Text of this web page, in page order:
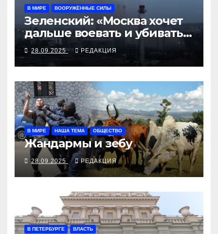
В МИРЕ ВООРУЖЁННЫЕ СИЛЫ
Зеленский: «Москва хочет
дальше воевать и убивать.
Время для твёрдой
реакции»
28.09.2025 РЕДАКЦИЯ
В МИРЕ НАША ТЕМА ОБЩЕСТВО
Жандармы и зебу
28.09.2025 РЕДАКЦИЯ
В ПЕТЕРБУРГЕ ВЛАСТЬ